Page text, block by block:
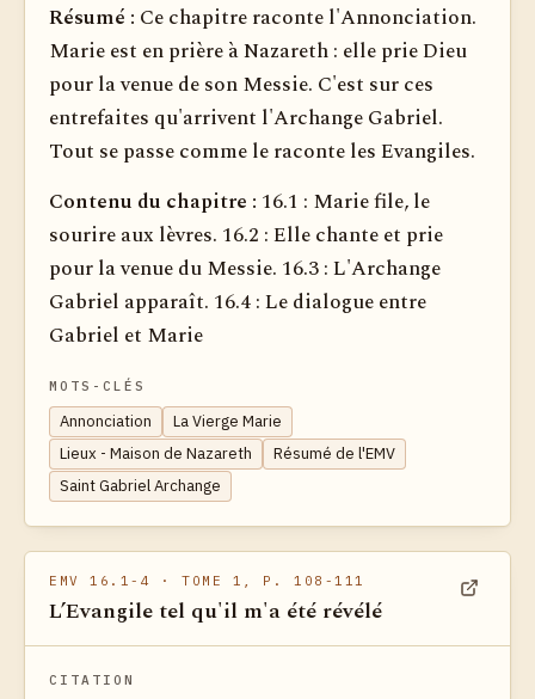
Résumé : Ce chapitre raconte l'Annonciation.
Marie est en prière à Nazareth : elle prie Dieu
pour la venue de son Messie. C'est sur ces
entrefaites qu'arrivent l'Archange Gabriel.
Tout se passe comme le raconte les Evangiles.
Contenu du chapitre : 16.1 : Marie file, le
sourire aux lèvres. 16.2 : Elle chante et prie
pour la venue du Messie. 16.3 : L'Archange
Gabriel apparaît. 16.4 : Le dialogue entre
Gabriel et Marie
MOTS-CLÉS
Annonciation
La Vierge Marie
Lieux - Maison de Nazareth
Résumé de l'EMV
Saint Gabriel Archange
EMV 16.1-4 · TOME 1, P. 108-111
L’Evangile tel qu'il m'a été révélé
CITATION